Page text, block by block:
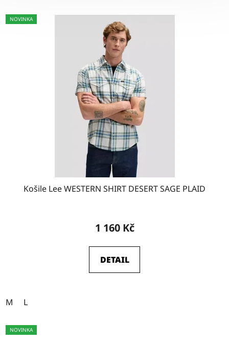
NOVINKA
Košile Lee WESTERN SHIRT DESERT SAGE PLAID
1 160 Kč
DETAIL
M L
NOVINKA